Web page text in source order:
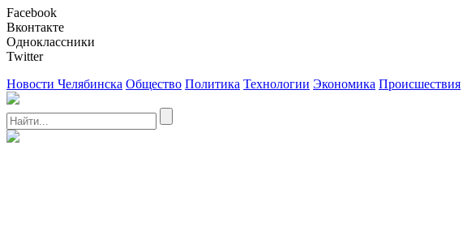
Facebook
Вконтакте
Одноклассники
Twitter
Новости Челябинска Общество Политика Технологии Экономика Происшествия